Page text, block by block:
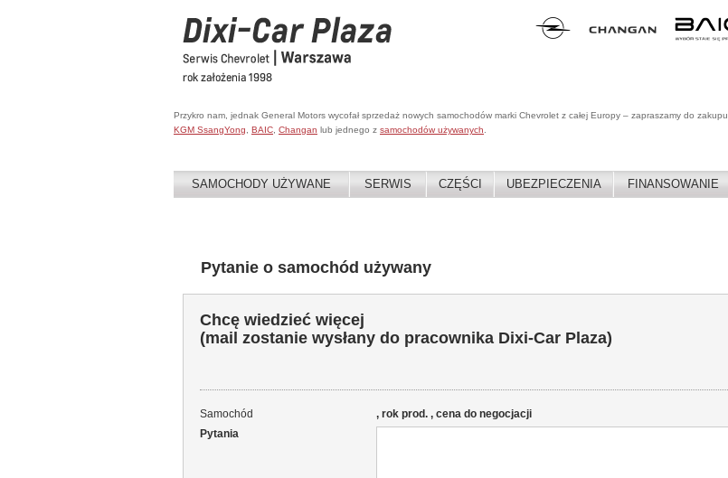
Przykro nam, jednak General Motors wycofał sprzedaż nowych samochodów marki Chevrolet z całej Europy – zapraszamy do zakupu
KGM SsangYong
BAIC Changan lub jednego z samochodów używanych
SAMOCHODY UŻYWANE SERWIS CZĘŚCI UBEZPIECZENIA FINANSOWANIE
Pytanie o samochód używany
Chcę wiedzieć więcej
(mail zostanie wysłany do pracownika Dixi-Car Plaza)
Samochód
, rok prod. , cena do negocjacji
Pytania